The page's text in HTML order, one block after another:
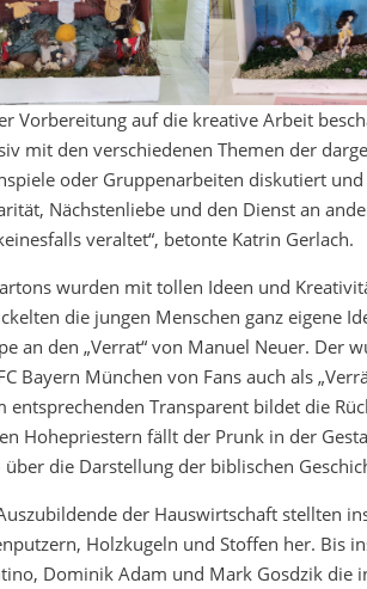
Vorbereitung auf die kreative Arbeit
mit den verschiedenen Themen der
oder Gruppenarbeiten diskutiert
Nächstenliebe und den Dienst an
veraltet“, betonte Katrin Gerlach.
wurden mit tollen Ideen und
die jungen Menschen ganz eigene
an den „Verrat“ von Manuel Neuer. Der
Bayern München von Fans auch als
entsprechenden Transparent bildet die
Hohepriestern fällt der Prunk in der
über die Darstellung der biblischen
der Hauswirtschaft stellten
Holzkugeln und Stoffen her. Bis
Dominik Adam und Mark Gosdzik die